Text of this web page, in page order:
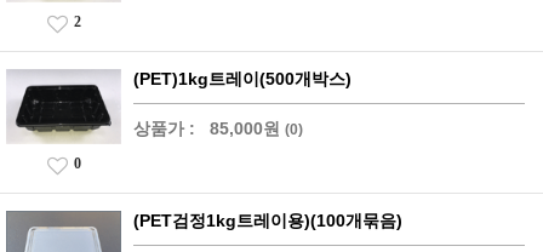
2
(PET)1kg트레이(500개박스)
상품가 : 85,000원 (0)
0
(PET검정1kg트레이용)(100개묶음)